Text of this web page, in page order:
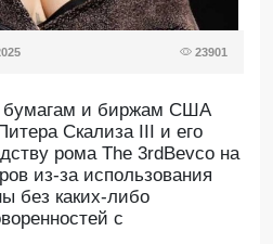
23901
бумагам и биржам США
Скализа III и его
рома The 3rdBevco на
из-за использования
без каких-либо
с